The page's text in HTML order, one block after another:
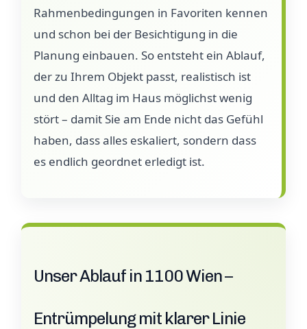
Rahmenbedingungen in Favoriten kennen
und schon bei der Besichtigung in die
Planung einbauen. So entsteht ein Ablauf,
der zu Ihrem Objekt passt, realistisch ist
und den Alltag im Haus möglichst wenig
stört – damit Sie am Ende nicht das Gefühl
haben, dass alles eskaliert, sondern dass
es endlich geordnet erledigt ist.
Unser Ablauf in 1100 Wien –
Entrümpelung mit klarer Linie